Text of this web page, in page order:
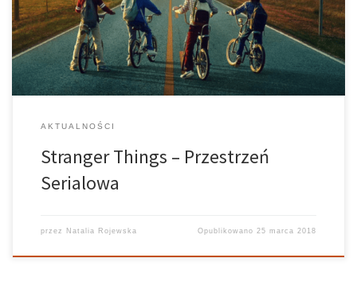
najlepszych seriali Netflixa zajmuje honorowe czwarte miejsce. Do
tej pory, powstały jedynie dwa sezony tej […]
AKTUALNOŚCI
Stranger Things – Przestrzeń
Serialowa
przez Natalia Rojewska Opublikowano25 marca 2018